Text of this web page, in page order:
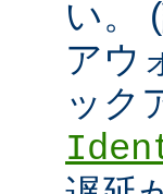
い。
アウ
ック